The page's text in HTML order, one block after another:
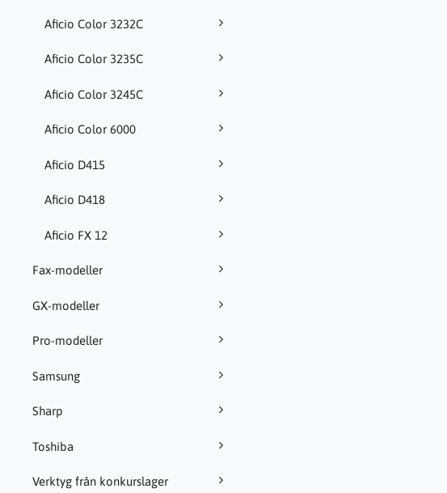
Aficio Color 3232C
Aficio Color 3235C
Aficio Color 3245C
Aficio Color 6000
Aficio D415
Aficio D418
Aficio FX 12
Fax-modeller
GX-modeller
Pro-modeller
Samsung
Sharp
Toshiba
Verktyg från konkurslager